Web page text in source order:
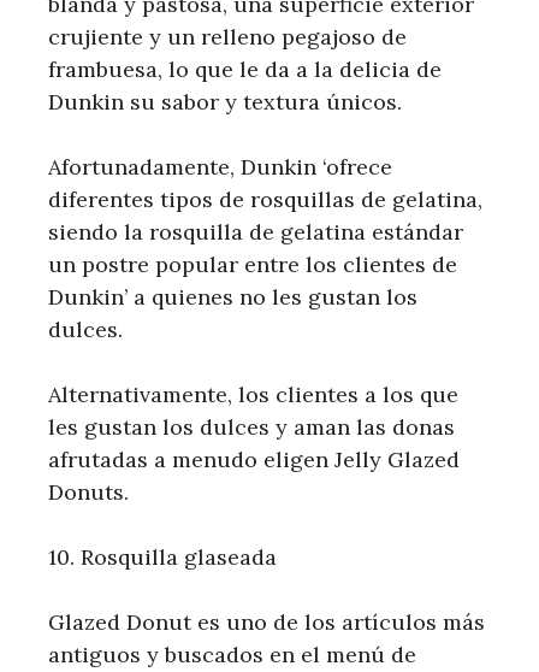
crujiente y un relleno pegajoso de
frambuesa, lo que le da a la delicia de
Dunkin su sabor y textura únicos.
Afortunadamente, Dunkin ‘ofrece
diferentes tipos de rosquillas de gelatina,
siendo la rosquilla de gelatina estándar
un postre popular entre los clientes de
Dunkin’ a quienes no les gustan los
dulces.
Alternativamente, los clientes a los que
les gustan los dulces y aman las donas
afrutadas a menudo eligen Jelly Glazed
Donuts.
10. Rosquilla glaseada
Glazed Donut es uno de los artículos más
antiguos y buscados en el menú de